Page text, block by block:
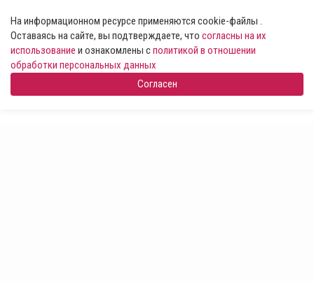
На информационном ресурсе применяются cookie-файлы .
Оставаясь на сайте, вы подтверждаете, что согласны на их
использование и ознакомлены сполитикой в отношении
обработки персональных данных
Согласен